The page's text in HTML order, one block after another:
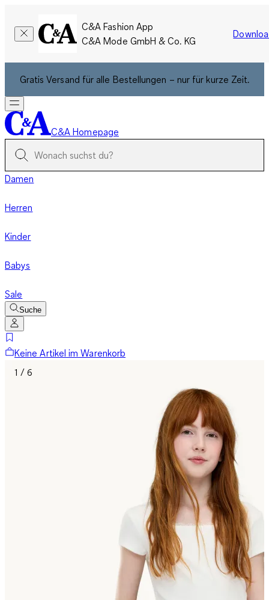
C&A Fashion App
C&A Mode GmbH & Co. KG
Gratis Versand für alle Bestellungen – nur für kurze Zeit.
C&A Homepage
Damen
Herren
Kinder
Babys
Sale
Suche
Keine Artikel im Warenkorb
1 / 6